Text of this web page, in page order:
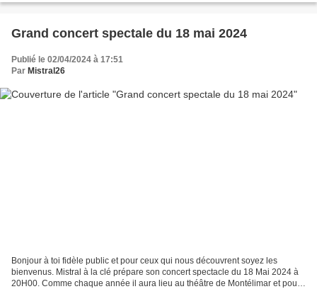
Grand concert spectale du 18 mai 2024
Publié le 02/04/2024 à 17:51
Par Mistral26
Bonjour à toi fidèle public et pour ceux qui nous découvrent soyez les
bienvenus. Mistral à la clé prépare son concert spectacle du 18 Mai 2024 à
20H00. Comme chaque année il aura lieu au théâtre de Montélimar et pour